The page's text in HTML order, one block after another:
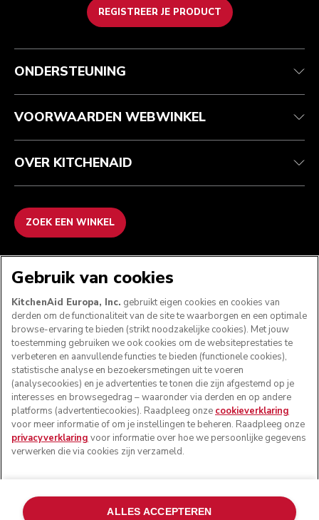
REGISTREER JE PRODUCT
Health check
Je bestelling volgen
Garantie en documenten
Recupel
Algemene voorwaarden
Retournering en terugbetaling
Imprint
ODR
Het merk
Zoek een winkel
ONDERSTEUNING
VOORWAARDEN WEBWINKEL
OVER KITCHENAID
ZOEK EEN WINKEL
VOLG ONS
© KitchenAid 2026 - Alle rechten voorbehouden.
KitchenAid en het design van de keukenrobot zijn
Gebruik van cookies
KitchenAid Europa, Inc. gebruikt eigen cookies en cookies van
derden om de functionaliteit van de site te waarborgen en een optimale
browse-ervaring te bieden (strikt noodzakelijke cookies). Met jouw
toestemming gebruiken we ook cookies om de websiteprestaties te
verbeteren en aanvullende functies te bieden (functionele cookies),
statistische analyse en bezoekersmetingen uit te voeren
(analysecookies) en je advertenties te tonen die zijn afgestemd op je
interesses en browsegedrag – waaronder via derden en op andere
platforms (advertentiecookies). Raadpleeg onze cookieverklaring
voor meer informatie of om je instellingen te beheren. Raadpleeg onze
privacyverklaring voor informatie over hoe we persoonlijke gegevens
verwerken die via cookies zijn verzameld.
ALLES ACCEPTEREN